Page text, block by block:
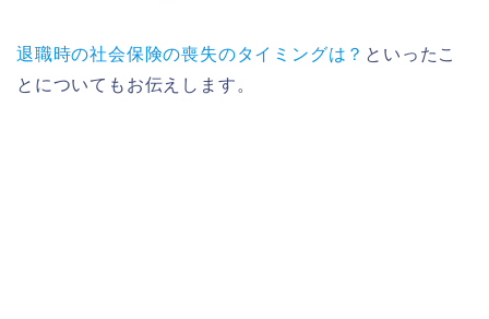
退職時の社会保険の喪失のタイミングは？ といったこ
とについてもお伝えします。